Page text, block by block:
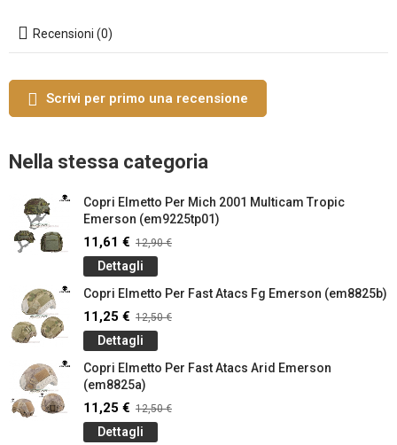
Recensioni (0)
Scrivi per primo una recensione
Nella stessa categoria
Copri Elmetto Per Mich 2001 Multicam Tropic
Emerson (em9225tp01)
11,61 € 12,90 €
Dettagli
Copri Elmetto Per Fast Atacs Fg Emerson (em8825b)
11,25 € 12,50 €
Dettagli
Copri Elmetto Per Fast Atacs Arid Emerson
(em8825a)
11,25 € 12,50 €
Dettagli